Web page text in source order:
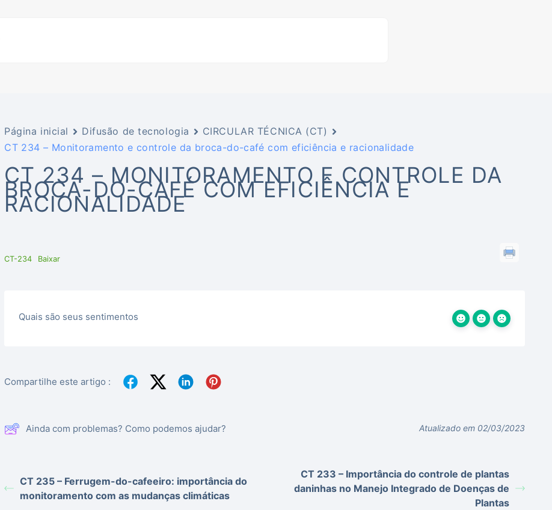
Página inicial Difusão de tecnologia
CIRCULAR TÉCNICA (CT)
CT 234 – Monitoramento e controle da broca-do-café com eficiência e racionalidade
CT 234 – MONITORAMENTO E CONTROLE DA
BROCA-DO-CAFÉ COM EFICIÊNCIA E
RACIONALIDADE
CT-234 Baixar
Quais são seus sentimentos
Compartilhe este artigo :
Ainda com problemas? Como podemos ajudar? Atualizado em 02/03/2023
CT 235 – Ferrugem-do-cafeeiro: importância do
monitoramento com as mudanças climáticas
CT 233 – Importância do controle de plantas
daninhas no Manejo Integrado de Doenças de
Plantas